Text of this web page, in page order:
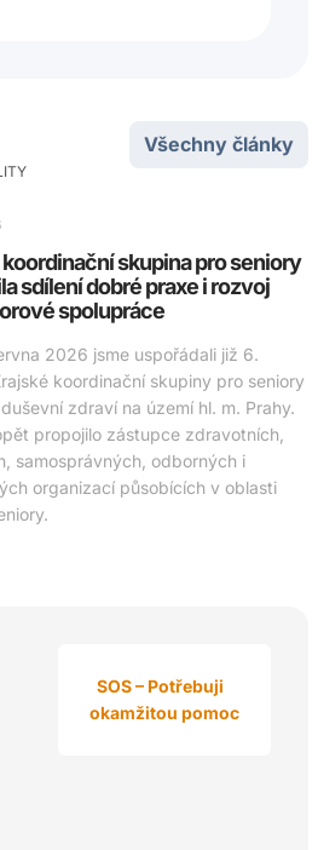
Všechny články
skupina pro seniory
sdílení dobré praxe i rozvoj
spolupráce
2026 jsme uspořádali již 6.
koordinační skupiny pro seniory
zdraví na území hl. m. Prahy.
propojilo zástupce zdravotních,
samosprávných, odborných i
organizací působících v oblasti
SOS – Potřebuji
okamžitou pomoc